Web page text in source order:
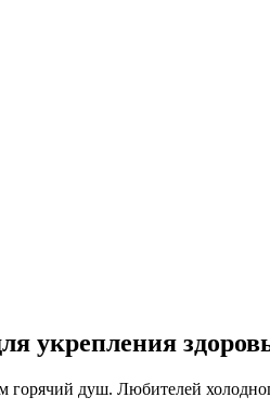
укрепления
горячий душ. Любителей